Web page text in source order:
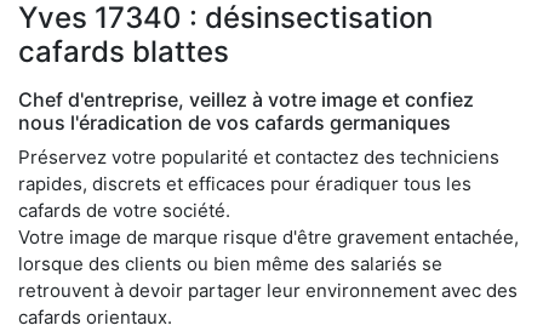
Yves 17340 : désinsectisation
cafards blattes
Chef d'entreprise, veillez à votre image et confiez
nous l'éradication de vos cafards germaniques
Préservez votre popularité et contactez des techniciens
rapides, discrets et efficaces pour éradiquer tous les
cafards de votre société.
Votre image de marque risque d'être gravement entachée,
lorsque des clients ou bien même des salariés se
retrouvent à devoir partager leur environnement avec des
cafards orientaux.